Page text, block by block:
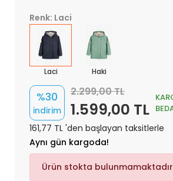
Renk: Laci
Laci Haki
%30
indirim
2.299,00 TL
1.599,00 TL
161,77 TL 'den başlayan taksitlerle
Aynı gün kargoda!
Ürün stokta